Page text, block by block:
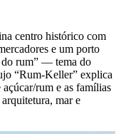
centro histórico com
e um porto
do rum” — tema do
“Rum-Keller” explica
rum e as famílias
mar e